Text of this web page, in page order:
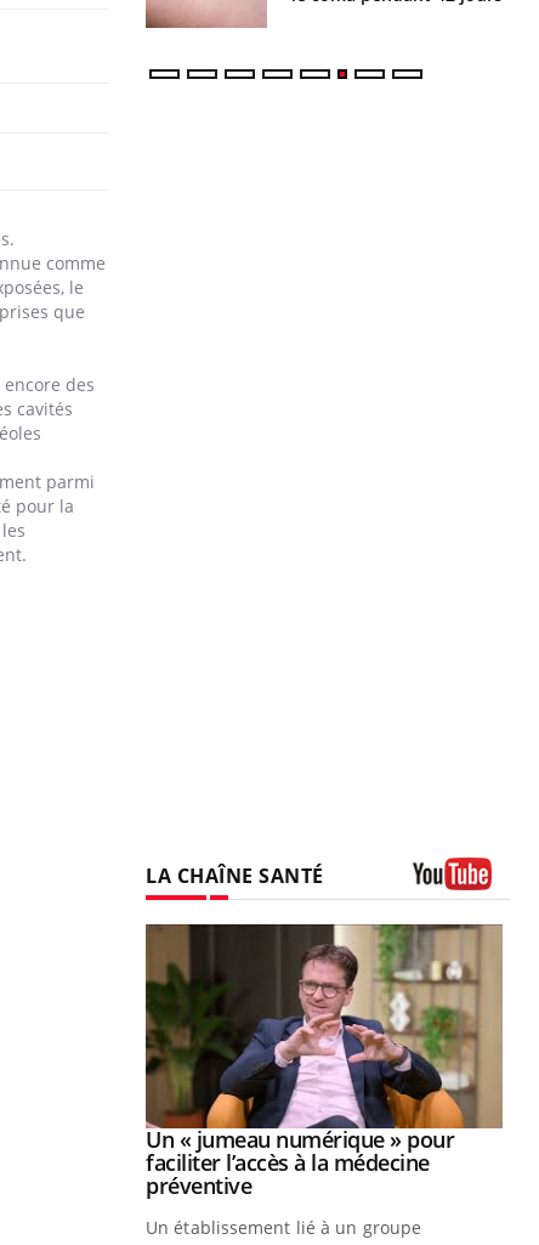
comme
le
que
des
cavités
parmi
pour la
LA CHAÎNE SANTÉ
Youtube
Un « jumeau numérique » pour
faciliter l’accès à la médecine
préventiveYoutube
Un établissement lié à un groupe